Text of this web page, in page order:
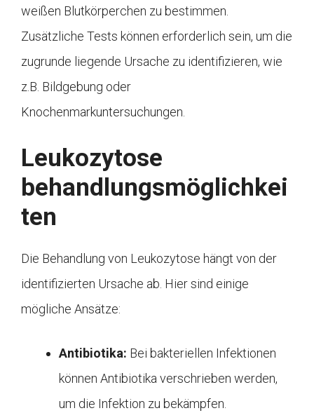
weißen Blutkörperchen zu bestimmen.
Zusätzliche Tests können erforderlich sein, um die
zugrunde liegende Ursache zu identifizieren, wie
z.B. Bildgebung oder
Knochenmarkuntersuchungen.
Leukozytose
behandlungsmöglichkei
ten
Die Behandlung von Leukozytose hängt von der
identifizierten Ursache ab. Hier sind einige
mögliche Ansätze:
Antibiotika: Bei bakteriellen Infektionen
können Antibiotika verschrieben werden,
um die Infektion zu bekämpfen.